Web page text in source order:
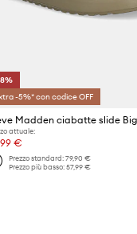
-5%* con codice OFF
attuale:
€
Prezzo standard: 79,90 €
Prezzo più basso: 57,99 €